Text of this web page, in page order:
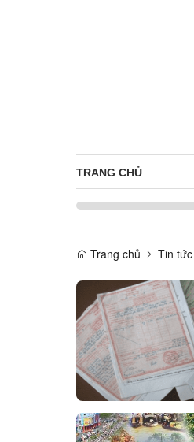
TRANG CHỦ
Trang chủ Tin